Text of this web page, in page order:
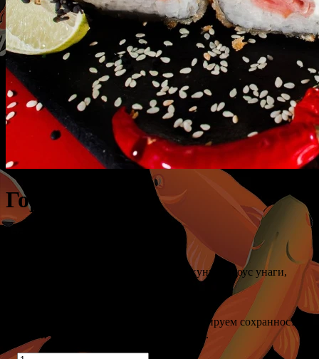
Горячий Сегун
(рис, нори, творожный сыр, темпура, кунжут, соус унаги,
*обращаем ваше внимание, мы не гарантируем сохранность
высокой температуры блюда на доставке.